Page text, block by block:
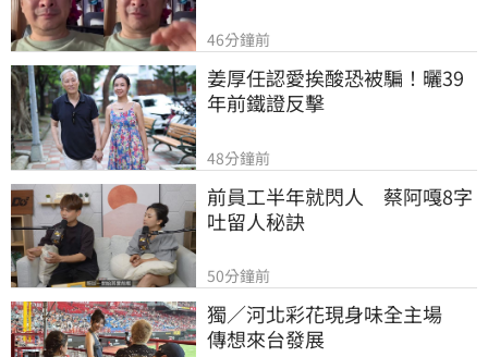
46分鐘前
姜厚任認愛挨酸恐被騙！曬39
年前鐵證反擊
48分鐘前
前員工半年就閃人　蔡阿嘎8字
吐留人秘訣
50分鐘前
獨／河北彩花現身味全主場
傳想來台發展